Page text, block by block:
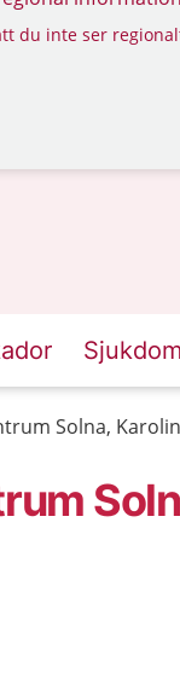
du inte ser
Solna,